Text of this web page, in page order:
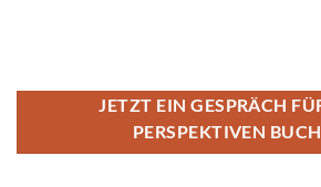
JETZT EIN GESPRÄCH
PERSPEKTIVEN